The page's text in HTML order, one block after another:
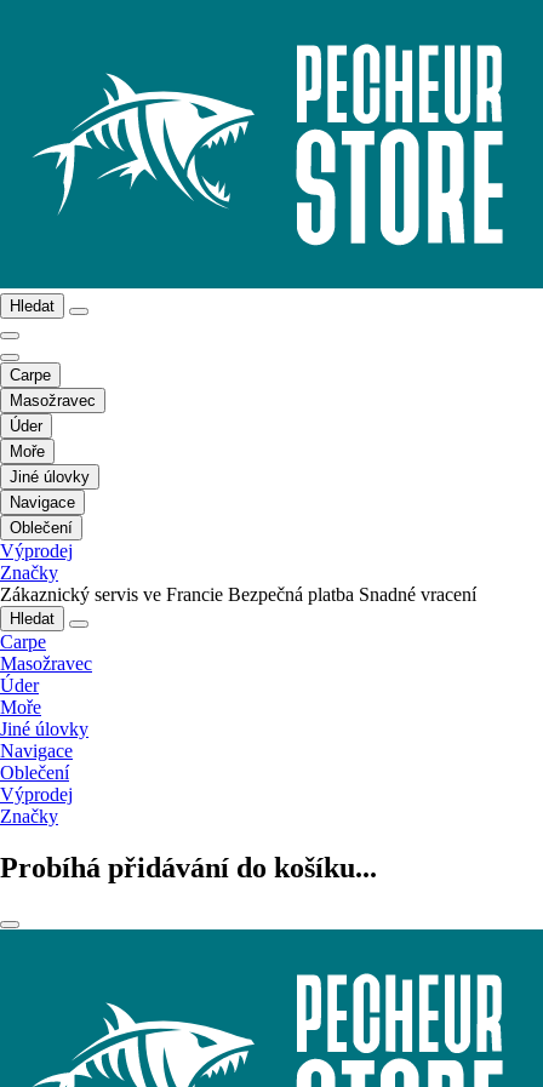
Hledat
Carpe
Masožravec
Úder
Moře
Jiné úlovky
Navigace
Oblečení
Výprodej
Značky
Zákaznický servis ve Francie Bezpečná platba Snadné vracení
Hledat
Carpe
Masožravec
Úder
Moře
Jiné úlovky
Navigace
Oblečení
Výprodej
Značky
Probíhá přidávání do košíku...